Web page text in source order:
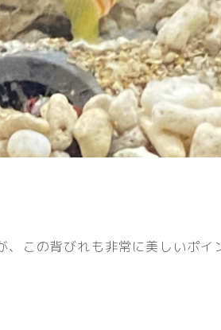
この背びれも非常に美しいポイ